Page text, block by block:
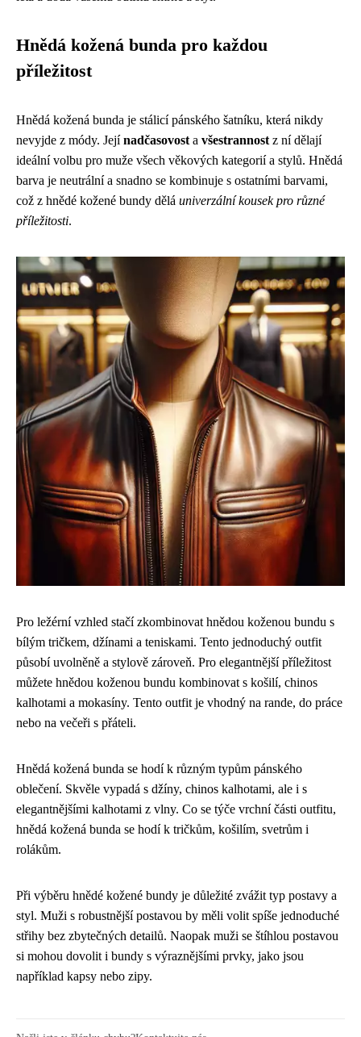
Hnědá kožená bunda pro každou
příležitost
Hnědá kožená bunda je stálicí pánského šatníku, která nikdy
nevyjde z módy. Jejínadčasovost a všestrannost z ní dělají
ideální volbu pro muže všech věkových kategorií a stylů. Hnědá
barva je neutrální a snadno se kombinuje s ostatními barvami,
což z hnědé kožené bundy dělá univerzální kousek pro různé
příležitosti.
Pro ležérní vzhled stačí zkombinovat hnědou koženou bundu s
bílým tričkem, džínami a teniskami. Tento jednoduchý outfit
působí uvolněně a stylově zároveň. Pro elegantnější příležitost
můžete hnědou koženou bundu kombinovat s košilí, chinos
kalhotami a mokasíny. Tento outfit je vhodný na rande, do práce
nebo na večeři s přáteli.
Hnědá kožená bunda se hodí k různým typům pánského
oblečení. Skvěle vypadá s džíny, chinos kalhotami, ale i s
elegantnějšími kalhotami z vlny. Co se týče vrchní části outfitu,
hnědá kožená bunda se hodí k tričkům, košilím, svetrům i
rolákům.
Při výběru hnědé kožené bundy je důležité zvážit typ postavy a
styl. Muži s robustnější postavou by měli volit spíše jednoduché
střihy bez zbytečných detailů. Naopak muži se štíhlou postavou
si mohou dovolit i bundy s výraznějšími prvky, jako jsou
například kapsy nebo zipy.